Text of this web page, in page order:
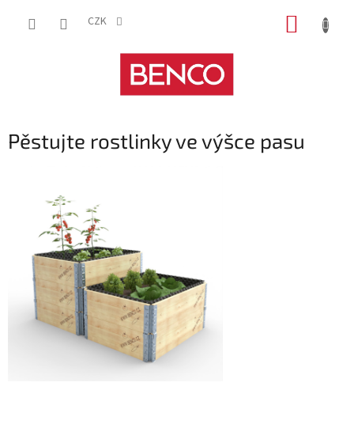
CZK
Pěstujte rostlinky ve výšce pasu